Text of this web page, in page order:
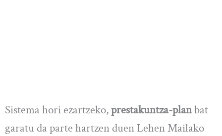
Sistema hori ezartzeko,prestakuntza-planbat
garatu da parte hartzen duen Lehen Mailako